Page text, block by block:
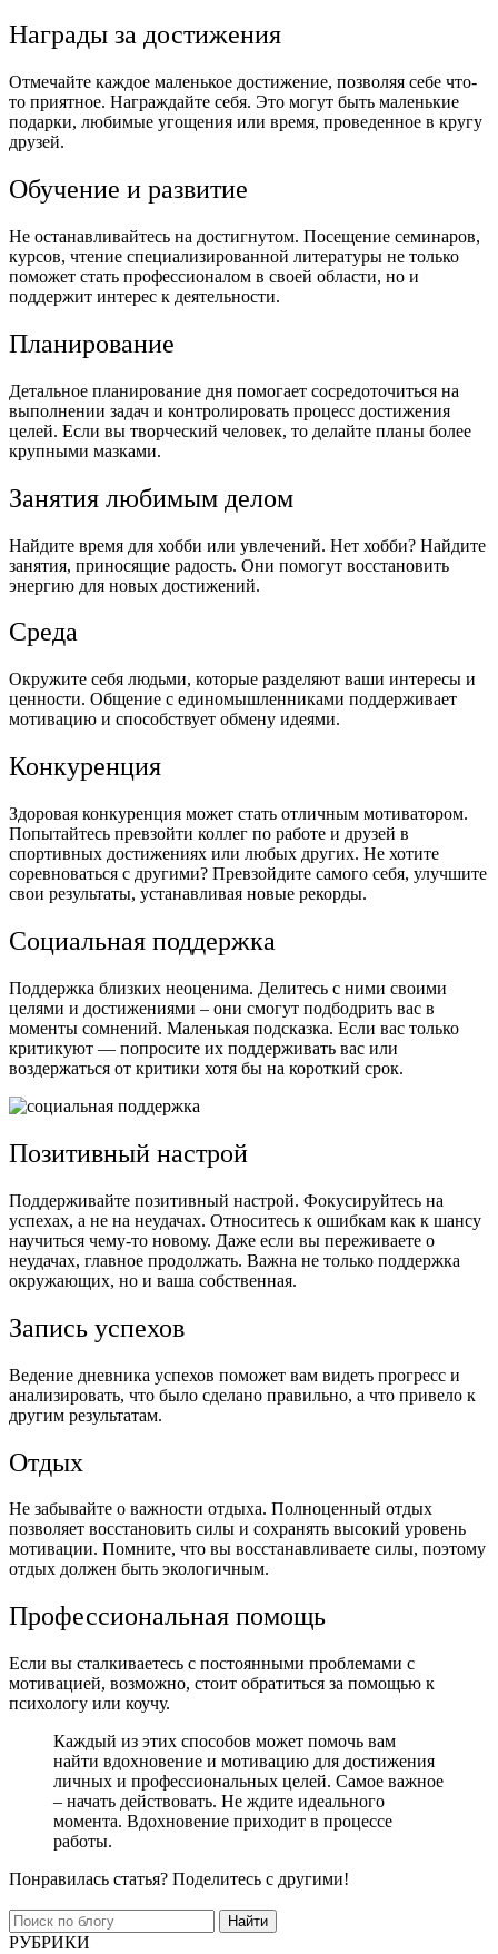
Награды за достижения
Отмечайте каждое маленькое достижение, позволяя себе что-
то приятное. Награждайте себя. Это могут быть маленькие
подарки, любимые угощения или время, проведенное в кругу
друзей.
Обучение и развитие
Не останавливайтесь на достигнутом. Посещение семинаров,
курсов, чтение специализированной литературы не только
поможет стать профессионалом в своей области, но и
поддержит интерес к деятельности.
Планирование
Детальное планирование дня помогает сосредоточиться на
выполнении задач и контролировать процесс достижения
целей. Если вы творческий человек, то делайте планы более
крупными мазками.
Занятия любимым делом
Найдите время для хобби или увлечений. Нет хобби? Найдите
занятия, приносящие радость. Они помогут восстановить
энергию для новых достижений.
Среда
Окружите себя людьми, которые разделяют ваши интересы и
ценности. Общение с единомышленниками поддерживает
мотивацию и способствует обмену идеями.
Конкуренция
Здоровая конкуренция может стать отличным мотиватором.
Попытайтесь превзойти коллег по работе и друзей в
спортивных достижениях или любых других. Не хотите
соревноваться с другими? Превзойдите самого себя, улучшите
свои результаты, устанавливая новые рекорды.
Социальная поддержка
Поддержка близких неоценима. Делитесь с ними своими
целями и достижениями – они смогут подбодрить вас в
моменты сомнений. Маленькая подсказка. Если вас только
критикуют — попросите их поддерживать вас или
воздержаться от критики хотя бы на короткий срок.
Позитивный настрой
Поддерживайте позитивный настрой. Фокусируйтесь на
успехах, а не на неудачах. Относитесь к ошибкам как к шансу
научиться чему-то новому. Даже если вы переживаете о
неудачах, главное продолжать. Важна не только поддержка
окружающих, но и ваша собственная.
Запись успехов
Ведение дневника успехов поможет вам видеть прогресс и
анализировать, что было сделано правильно, а что привело к
другим результатам.
Отдых
Не забывайте о важности отдыха. Полноценный отдых
позволяет восстановить силы и сохранять высокий уровень
мотивации. Помните, что вы восстанавливаете силы, поэтому
отдых должен быть экологичным.
Профессиональная помощь
Если вы сталкиваетесь с постоянными проблемами с
мотивацией, возможно, стоит обратиться за помощью к
психологу или коучу.
Каждый из этих способов может помочь вам
найти вдохновение и мотивацию для достижения
личных и профессиональных целей. Самое важное
– начать действовать. Не ждите идеального
момента. Вдохновение приходит в процессе
работы.
Понравилась статья? Поделитесь с другими!
Найти
РУБРИКИ